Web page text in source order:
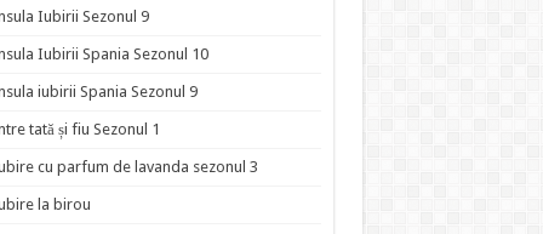
Iubirii Sezonul 9
Iubirii Spania Sezonul 10
iubirii Spania Sezonul 9
tată și fiu Sezonul 1
cu parfum de lavanda sezonul 3
la birou